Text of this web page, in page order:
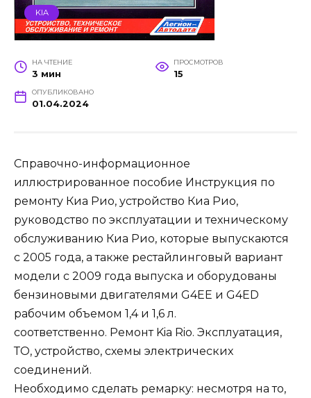
KIA
НА ЧТЕНИЕ
3 мин
ПРОСМОТРОВ
15
ОПУБЛИКОВАНО
01.04.2024
Справочно-информационное
иллюстрированное пособие Инструкция по
ремонту Киа Рио, устройство Киа Рио,
руководство по эксплуатации и техническому
обслуживанию Киа Рио, которые выпускаются
с 2005 года, а также рестайлинговый вариант
модели с 2009 года выпуска и оборудованы
бензиновыми двигателями G4EE и G4ED
рабочим объемом 1,4 и 1,6 л.
соответственно. Ремонт Kia Rio. Эксплуатация,
ТО, устройство, схемы электрических
соединений.
Необходимо сделать ремарку: несмотря на то,